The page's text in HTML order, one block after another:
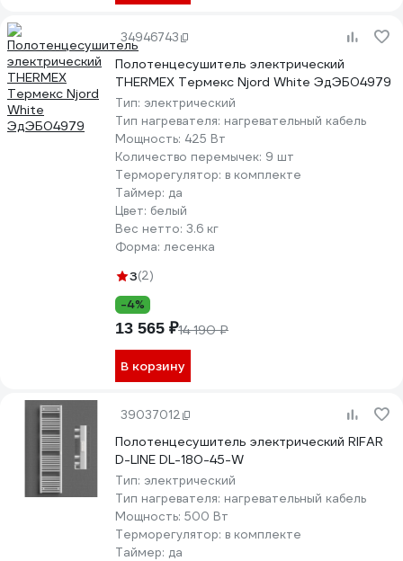
34946743
Полотенцесушитель электрический
THERMEX Термекс Njord White ЭдЭБ04979
Тип: электрический
Тип нагревателя: нагревательный кабель
Мощность: 425 Вт
Количество перемычек: 9 шт
Терморегулятор: в комплекте
Таймер: да
Цвет: белый
Вес нетто: 3.6 кг
Форма: лесенка
3(2)
-4%
13 565 ₽14 190 ₽
В корзину
39037012
Полотенцесушитель электрический RIFAR
D-LINE DL-180-45-W
Тип: электрический
Тип нагревателя: нагревательный кабель
Мощность: 500 Вт
Терморегулятор: в комплекте
Таймер: да